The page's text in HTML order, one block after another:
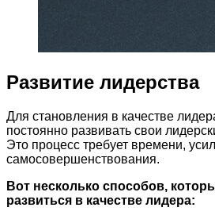
Развитие лидерства
Для становления в качестве
постоянно развивать свои
Это процесс требует времени,
самосовершенствования.
Вот несколько способов,
развиться в качестве лидера: